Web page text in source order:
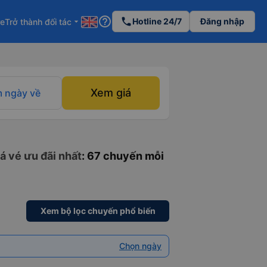
Trở thành đối tác arrow_drop_down help_outline phoneHotline 24/7 Đăng nhập
ngày về Xem giá
vé ưu đãi nhất: 67 chuyến mỗi
Xem bộ lọc chuyến phổ biến
Chọn ngày